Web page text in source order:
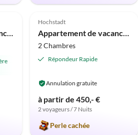
Appartement de vacances "GRANAT incluant Sauna dans le Wellnesshof Blenk"
Annonce
5.0 (15)
Hochstadt
Appartement de vacances Retraite
2 Chambres
Répondeur Rapide
Annulation gratuite
à partir de 450,- €
2 voyageurs / 7 Nuits
Perle cachée